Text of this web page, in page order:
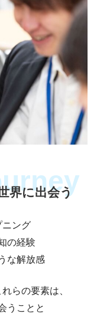
界に出会う
ニング
の経験
な解放感
らの要素は、
うことと